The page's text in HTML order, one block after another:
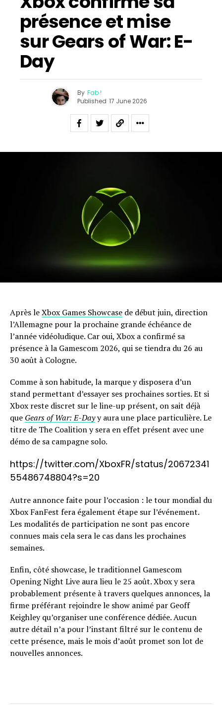
présence et mise
sur Gears of War: E-
Day
By Fab !
Published 17 June 2026
Après leXbox Games Showcase de début juin, direction
l’Allemagne pour la prochaine grande échéance de
l’année vidéoludique. Car oui, Xbox a confirmé sa
présence à la Gamescom 2026, qui se tiendra du 26 au
30 août à Cologne.
Comme à son habitude, la marque y disposera d’un
stand permettant d’essayer ses prochaines sorties. Et si
Xbox reste discret sur le line-up présent, on sait déjà
que Gears of War: E-Dayy aura une place particulière. Le
titre de The Coalition y sera en effet présent avec une
démo de sa campagne solo.
https://twitter.com/XboxFR/status/20672341
55486748804?s=20
Autre annonce faite pour l’occasion : le tour mondial du
Xbox FanFest fera également étape sur l’événement.
Les modalités de participation ne sont pas encore
connues mais cela sera le cas dans les prochaines
semaines.
Enfin, côté showcase, le traditionnel Gamescom
Opening Night Live aura lieu le 25 août. Xbox y sera
probablement présente à travers quelques annonces, la
firme préférant rejoindre le show animé par Geoff
Keighley qu’organiser une conférence dédiée. Aucun
autre détail n’a pour l’instant filtré sur le contenu de
cette présence, mais le mois d’août promet son lot de
nouvelles annonces.